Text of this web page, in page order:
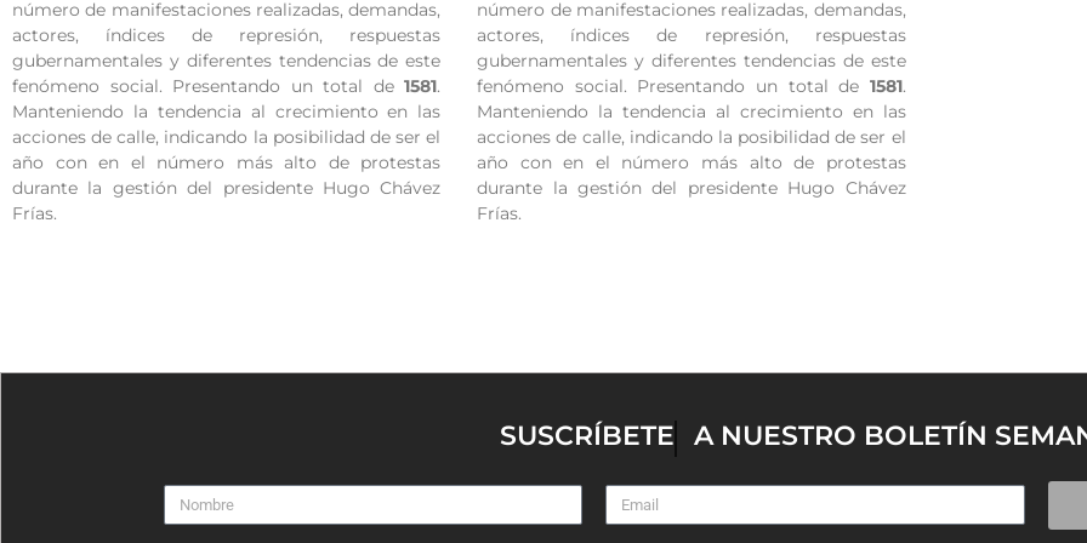
número de manifestaciones realizadas, demandas,
actores, índices de represión, respuestas
gubernamentales y diferentes tendencias de este
fenómeno social. Presentando un total de1581.
Manteniendo la tendencia al crecimiento en las
acciones de calle, indicando la posibilidad de ser el
año con en el número más alto de protestas
durante la gestión del presidente Hugo Chávez
Frías.
número de manifestaciones realizadas, demandas,
actores, índices de represión, respuestas
gubernamentales y diferentes tendencias de este
fenómeno social. Presentando un total de 1581.
Manteniendo la tendencia al crecimiento en las
acciones de calle, indicando la posibilidad de ser el
año con en el número más alto de protestas
durante la gestión del presidente Hugo Chávez
Frías.
SUSCRÍBETE A NUESTRO BOLETÍN